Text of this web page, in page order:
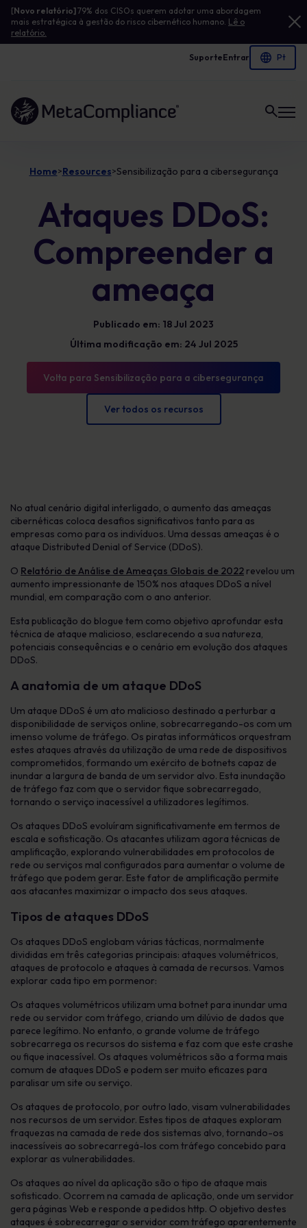
[Novo relatório]79% dos CISOs querem adotar uma abordagem
mais estratégica à gestão do risco cibernético humano. Lê o
relatório.
SuporteEntrar
Ligação à página inicial
Home>Resources>Sensibilização para a cibersegurança
Ataques DDoS:
Compreender a
ameaça
Publicado em: 18 Jul 2023
Última modificação em: 24 Jul 2025
Volta para Sensibilização para a cibersegurança
Ver todos os recursos
No atual cenário digital interligado, o aumento das ameaças
cibernéticas coloca desafios significativos tanto para as
empresas como para os indivíduos. Uma dessas ameaças é o
ataque Distributed Denial of Service (DDoS).
O Relatório de Análise de Ameaças Globais de 2022 revelou um
aumento impressionante de 150% nos ataques DDoS a nível
mundial, em comparação com o ano anterior.
Esta publicação do blogue tem como objetivo aprofundar esta
técnica de ataque malicioso, esclarecendo a sua natureza,
potenciais consequências e o cenário em evolução dos ataques
DDoS.
A anatomia de um ataque DDoS
Um ataque DDoS é um ato malicioso destinado a perturbar a
disponibilidade de serviços online, sobrecarregando-os com um
imenso volume de tráfego. Os piratas informáticos orquestram
estes ataques através da utilização de uma rede de dispositivos
comprometidos, formando um exército de botnets capaz de
inundar a largura de banda de um servidor alvo. Esta inundação
de tráfego faz com que o servidor fique sobrecarregado,
tornando o serviço inacessível a utilizadores legítimos.
Os ataques DDoS evoluíram significativamente em termos de
escala e sofisticação. Os atacantes utilizam agora técnicas de
amplificação, explorando vulnerabilidades em protocolos de
rede ou serviços mal configurados para aumentar o volume de
tráfego que podem gerar. Este fator de amplificação permite
aos atacantes maximizar o impacto dos seus ataques.
Tipos de ataques DDoS
Os ataques DDoS englobam várias tácticas, normalmente
divididas em três categorias principais: ataques volumétricos,
ataques de protocolo e ataques à camada de recursos. Vamos
explorar cada tipo em pormenor:
Os ataques volumétricos utilizam uma botnet para inundar uma
rede ou servidor com tráfego, criando um dilúvio de dados que
parece legítimo. No entanto, o grande volume de tráfego
sobrecarrega os recursos do sistema e faz com que este crashe
ou fique inacessível. Os ataques volumétricos são a forma mais
comum de ataques DDoS e podem ser muito eficazes para
paralisar um site ou serviço.
Os ataques de protocolo, por outro lado, visam vulnerabilidades
nos recursos de um servidor. Estes tipos de ataques exploram
fraquezas na camada de rede dos sistemas alvo, tornando-os
inacessíveis ao sobrecarregá-los com tráfego concebido para
explorar as vulnerabilidades.
Os ataques ao nível da aplicação são o tipo de ataque mais
sofisticado. Ocorrem na camada de aplicação, onde um servidor
gera páginas Web e responde a pedidos http. O objetivo destes
ataques é sobrecarregar o servidor com tráfego aparentemente